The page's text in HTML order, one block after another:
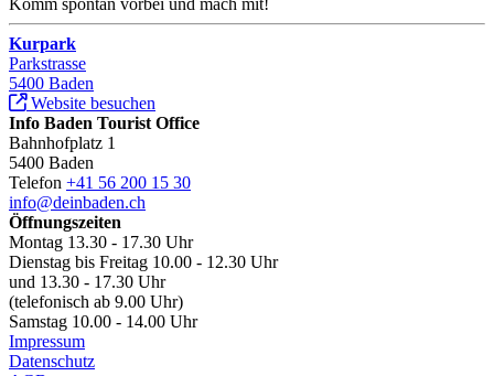
Kurpark
Parkstrasse
5400 Baden
Website besuchen
Info Baden Tourist Office
Bahnhofplatz 1
5400 Baden
Telefon +41 56 200 15 30
info@deinbaden.ch
Öffnungszeiten
Montag 13.30 - 17.30 Uhr
Dienstag bis Freitag 10.00 - 12.30 Uhr
und 13.30 - 17.30 Uhr
(telefonisch ab 9.00 Uhr)
Samstag 10.00 - 14.00 Uhr
Impressum
Datenschutz